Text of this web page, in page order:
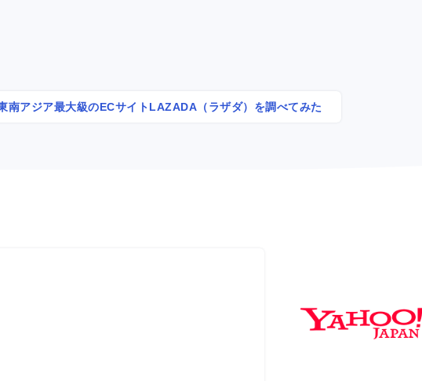
南アジア最大級のECサイトLAZADA（ラザダ）を調べてみた